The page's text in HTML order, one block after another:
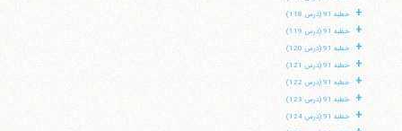
+ خطبه 91 (درس 118)
+ خطبه 91 (درس 119)
+ خطبه 91 (درس 120)
+ خطبه 91 (درس 121)
+ خطبه 91 (درس 122)
+ خطبه 91 (درس 123)
+ خطبه 91 (درس 124)